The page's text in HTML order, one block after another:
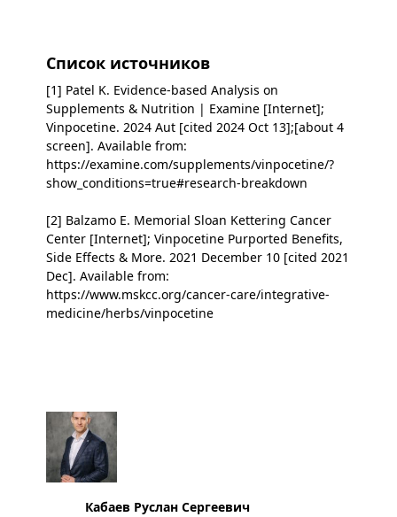
Список источников
[1] Patel K. Evidence-based Analysis on
Supplements & Nutrition | Examine [Internet];
Vinpocetine. 2024 Aut [cited 2024 Oct 13];[about 4
screen]. Available from:
https://examine.com/supplements/vinpocetine/?
show_conditions=true#research-breakdown
[2] Balzamo E. Memorial Sloan Kettering Cancer
Center [Internet]; Vinpocetine Purported Benefits,
Side Effects & More. 2021 December 10 [cited 2021
Dec]. Available from:
https://www.mskcc.org/cancer-care/integrative-
medicine/herbs/vinpocetine
Кабаев Руслан Сергеевич